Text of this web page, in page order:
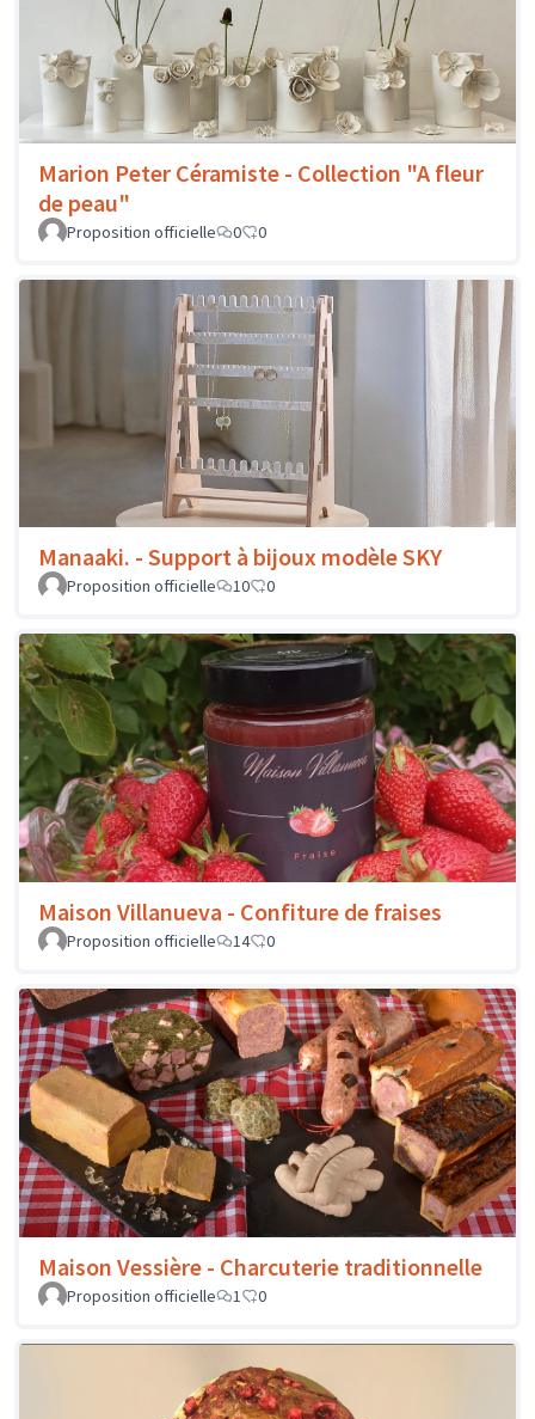
Marion Peter Céramiste - Collection "A fleur
de peau"
Proposition officielle 0 0
Manaaki. - Support à bijoux modèle SKY
Proposition officielle 10 0
Maison Villanueva - Confiture de fraises
Proposition officielle 14 0
Maison Vessière - Charcuterie traditionnelle
Proposition officielle 1 0